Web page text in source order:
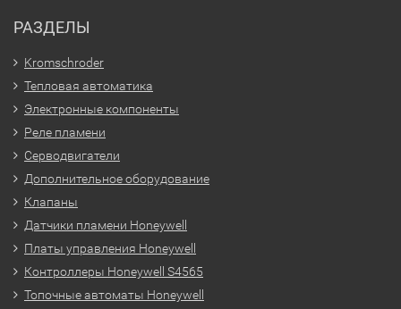
РАЗДЕЛЫ
Kromschroder
Тепловая автоматика
Электронные компоненты
Реле пламени
Серводвигатели
Дополнительное оборудование
Клапаны
Датчики пламени Honeywell
Платы управления Honeywell
Контроллеры Honeywell S4565
Топочные автоматы Honeywell